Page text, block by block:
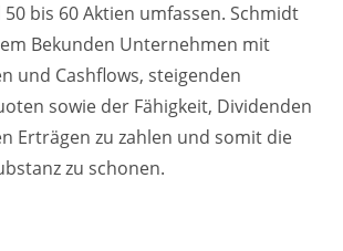
bis 60 Aktien umfassen. Schmidt
Bekunden Unternehmen mit
und Cashflows, steigenden
sowie der Fähigkeit, Dividenden
Erträgen zu zahlen und somit die
zu schonen.